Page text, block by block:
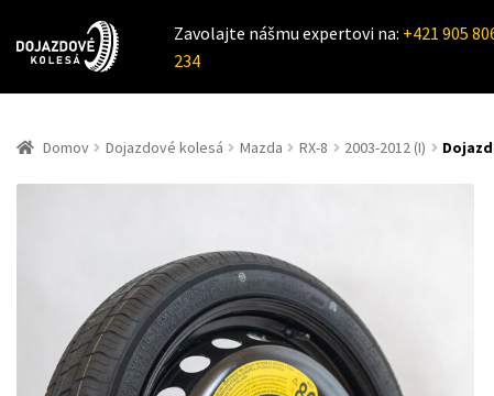
Zavolajte nášmu expertovi na: +421 905
234
Domov Dojazdové kolesá Mazda RX-8 2003-2012 (I)